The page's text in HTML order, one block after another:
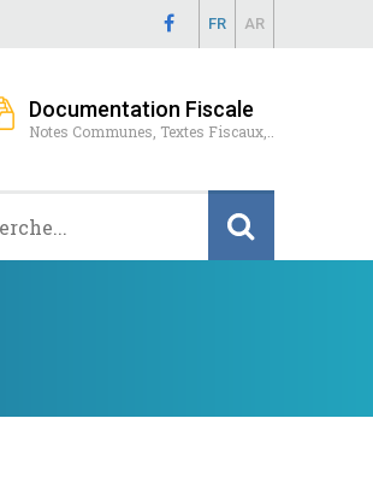
FR AR
Documentation Fiscale
Notes Communes, Textes Fiscaux,..